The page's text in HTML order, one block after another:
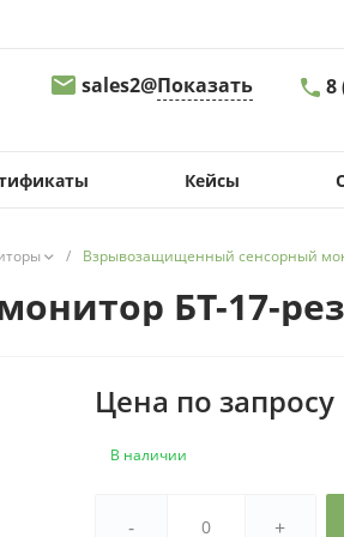
sales2@Показать 8
8
Кейсы
/ Взрывозащищенный сенсорный
БТ-17-
Цена по запросу
В наличии
- +